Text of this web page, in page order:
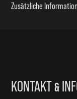
Zusätzliche
KONTAKT&